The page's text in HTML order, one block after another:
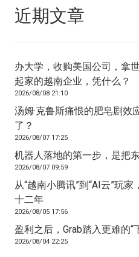
近期文章
办大学，收购美国公司，拿
起家的越南企业，凭什么？
2026/08/08 21:10
汤姆·克鲁斯痛恨的肥皂剧效
了？
2026/08/07 17:25
机器人落地的第一步，是把
2026/08/07 09:59
从“越南小腾讯”到“AI云”玩
十二年
2026/08/05 17:56
盈利之后，Grab踏入更难的“
2026/08/04 22:25